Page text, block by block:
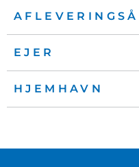
EJER
HJEMHAVN